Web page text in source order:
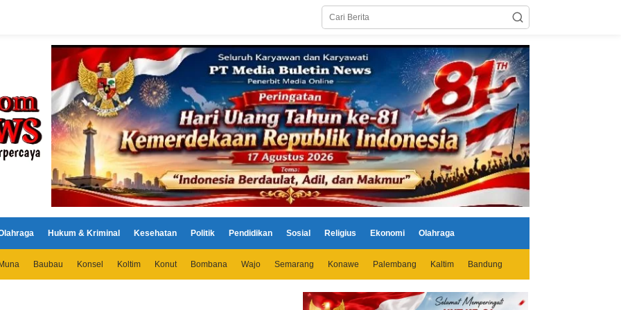
Hukum & Kriminal Kesehatan Politik Pendidikan Sosial Religius Ekonomi Olahraga
Baubau Konsel Koltim Konut Bombana Wajo Semarang Konawe Palembang Kaltim Bandung